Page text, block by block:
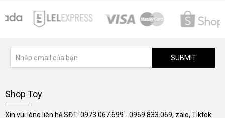
SUBMIT
Shop Toy
Xin vui lòng liên hệ SĐT: 0973.067.699 - 0969.833.069, zalo, Tiktok: